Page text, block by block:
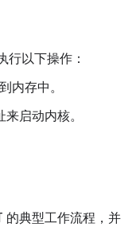
行以下操作：
内存中。
启动内核。
的典型工作流程，并